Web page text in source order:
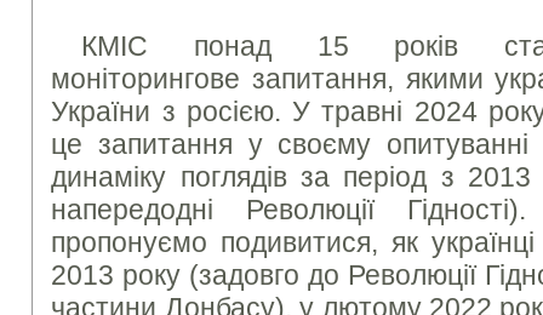
КМІС понад 15 років
моніторингове запитання, якими
України з росією. У травні 2024
це запитання у своєму опитуванні
динаміку поглядів за період з
напередодні Революції
пропонуємо подивитися, як
2013 року (задовго до Революції
частини Донбасу), у лютому 2022